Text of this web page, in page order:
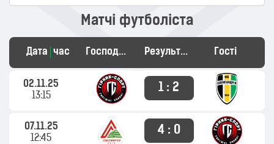
Матчі футболіста
Дата час Господарі Результат Гості
02.11.25
13:15
1 : 2
07.11.25
12:45
4 : 0